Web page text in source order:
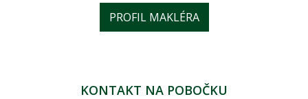
PROFIL MAKLÉRA
KONTAKT NA POBOČKU